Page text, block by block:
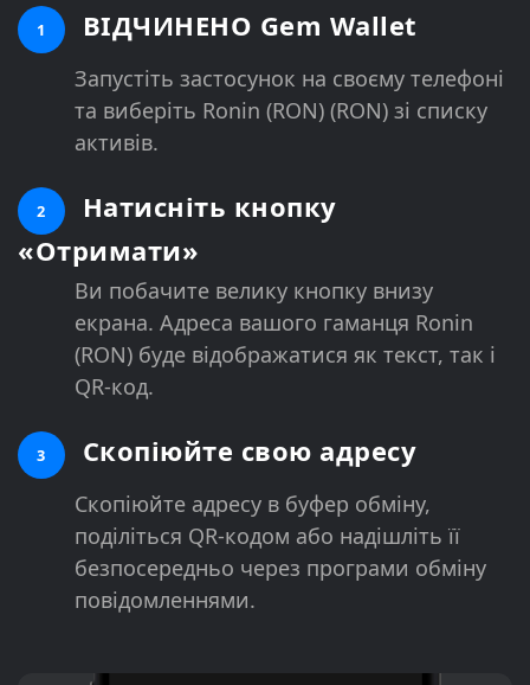
1 ВІДЧИНЕНО Gem Wallet
Запустіть застосунок на своєму телефоні
та виберіть Ronin (RON) (RON) зі списку
активів.
2
Натисніть кнопку
«Отримати»
Ви побачите велику кнопку внизу
екрана. Адреса вашого гаманця Ronin
(RON) буде відображатися як текст, так і
QR-код.
3 Скопіюйте свою адресу
Скопіюйте адресу в буфер обміну,
поділіться QR-кодом або надішліть її
безпосередньо через програми обміну
повідомленнями.